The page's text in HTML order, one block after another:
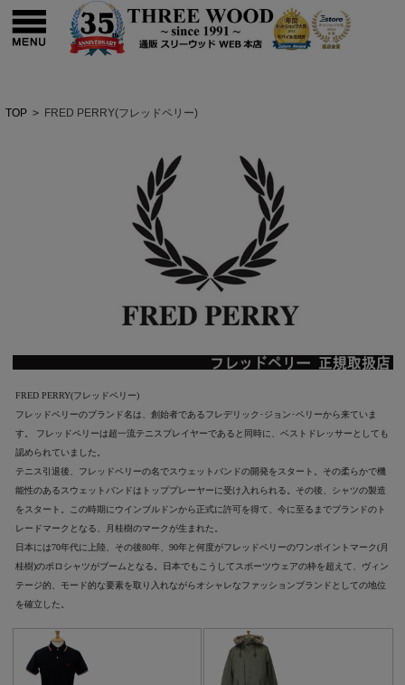
TOP > FRED PERRY(フレッドペリー)
FRED PERRY(フレッドペリー)
フレッドペリーのブランド名は、創始者であるフレデリック･ジョン･ペリーから来ていま
す。 フレッドペリーは超一流テニスプレイヤーであると同時に、ベストドレッサーとしても
認められていました。
テニス引退後、フレッドペリーの名でスウェットバンドの開発をスタート。その柔らかで機
能性のあるスウェットバンドはトッププレーヤーに受け入れられる。その後、シャツの製造
をスタート。この時期にウインブルドンから正式に許可を得て、今に至るまでブランドのト
レードマークとなる、月桂樹のマークが生まれた。
日本には70年代に上陸、その後80年、90年と何度がフレッドペリーのワンポイントマーク(月
桂樹)のポロシャツがブームとなる。日本でもこうしてスポーツウェアの枠を超えて、ヴィン
テージ的、モード的な要素を取り入れながらオシャレなファッションブランドとしての地位
を確立した。